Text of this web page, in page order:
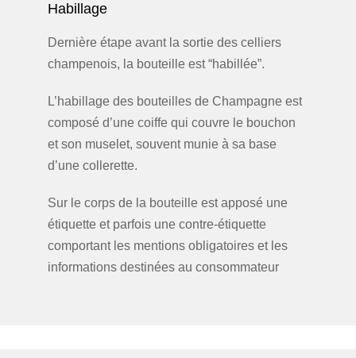
Habillage
Dernière étape avant la sortie des celliers
champenois, la bouteille est “habillée”.
L’habillage des bouteilles de Champagne est
composé d’une coiffe qui couvre le bouchon
et son muselet, souvent munie à sa base
d’une collerette.
Sur le corps de la bouteille est apposé une
étiquette et parfois une contre-étiquette
comportant les mentions obligatoires et les
informations destinées au consommateur